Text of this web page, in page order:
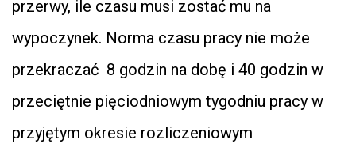
przerwy, ile czasu musi zostać mu na
wypoczynek. Norma czasu pracy nie może
przekraczać 8 godzin na dobę i 40 godzin w
przeciętnie pięciodniowym tygodniu pracy w
przyjętym okresie rozliczeniowym